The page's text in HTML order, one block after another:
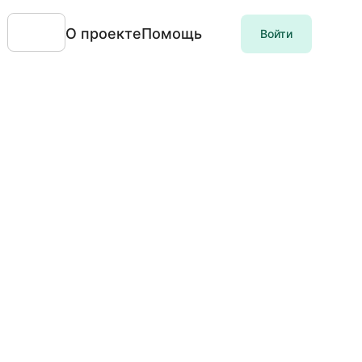
О проектеПомощь Войти